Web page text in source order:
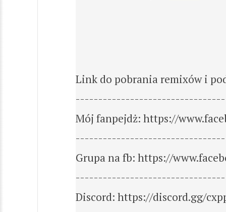
Link do pobrania remixów i
Mój fanpejdż: https://
Grupa na fb: https://
Discord: https://discord.gg/